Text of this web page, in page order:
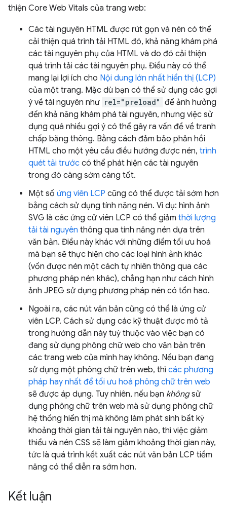
thiện Core Web Vitals của trang web:
Các tài nguyên HTML được rút gọn và nén có thể
cải thiện quá trình tải HTML đó, khả năng khám phá
các tài nguyên phụ của HTML và do đó cải thiện
quá trình tải các tài nguyên phụ. Điều này có thể
mang lại lợi ích cho Nội dung lớn nhất hiển thị (LCP)
của một trang. Mặc dù bạn có thể sử dụng các gợi
ý về tài nguyên như rel="preload" để ảnh hưởng
đến khả năng khám phá tài nguyên, nhưng việc sử
dụng quá nhiều gợi ý có thể gây ra vấn đề về tranh
chấp băng thông. Bằng cách đảm bảo phản hồi
HTML cho một yêu cầu điều hướng được nén, trình
quét tải trước có thể phát hiện các tài nguyên
trong đó càng sớm càng tốt.
Một số ứng viên LCP cũng có thể được tải sớm hơn
bằng cách sử dụng tính năng nén. Ví dụ: hình ảnh
SVG là các ứng cử viên LCP có thể giảm thời lượng
tải tài nguyên thông qua tính năng nén dựa trên
văn bản. Điều này khác với những điểm tối ưu hoá
mà bạn sẽ thực hiện cho các loại hình ảnh khác
(vốn được nén một cách tự nhiên thông qua các
phương pháp nén khác), chẳng hạn như cách hình
ảnh JPEG sử dụng phương pháp nén có tổn hao.
Ngoài ra, các nút văn bản cũng có thể là ứng cử
viên LCP. Cách sử dụng các kỹ thuật được mô tả
trong hướng dẫn này tuỳ thuộc vào việc bạn có
đang sử dụng phông chữ web cho văn bản trên
các trang web của mình hay không. Nếu bạn đang
sử dụng một phông chữ trên web, thì các phương
pháp hay nhất để tối ưu hoá phông chữ trên web
sẽ được áp dụng. Tuy nhiên, nếu bạn khôngsử
dụng phông chữ trên web mà sử dụng phông chữ
hệ thống hiển thị mà không làm phát sinh bất kỳ
khoảng thời gian tải tài nguyên nào, thì việc giảm
thiểu và nén CSS sẽ làm giảm khoảng thời gian này,
tức là quá trình kết xuất các nút văn bản LCP tiềm
năng có thể diễn ra sớm hơn.
Kết luận